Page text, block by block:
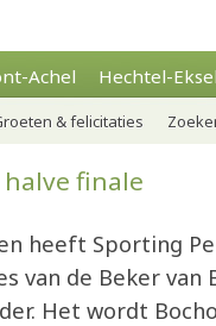
Achel Hechtel-
& felicitaties
finale
heeft Sporting
van de Beker van
Het wordt